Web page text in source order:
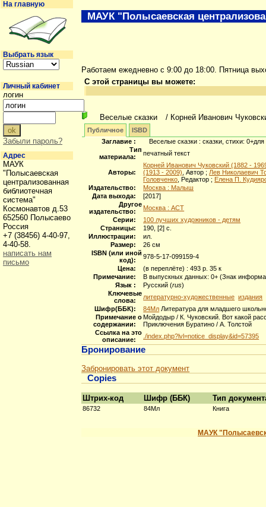
Работаем ежедневно с 9:00 до 18:00. Пятница
С этой страницы вы можете:
Веселые сказки / Корней Иванович
Публичное
ISBD
Заглавие :
Веселые сказки : сказки, стихи:
Тип
материала:
печатный текст
Авторы:
Корней Иванович Чуковский (1882 -
(1913 - 2009) , Автор ; Лев Николаевич
Головченко , Редактор ; Елена П.
Издательство:
Москва : Малыш
Дата выхода:
[2017]
Другое
издательство:
Москва : АСТ
Серии:
100 лучших художников - детям
Страницы:
190, [2] с.
Иллюстрации:
ил.
Размер:
26 см
ISBN (или иной
код):
978-5-17-099159-4
Цена:
(в переплёте) : 493 р. 35 к
Примечание:
В выпускных данных: 0+ (Знак
Язык :
Русский (rus)
Ключевые
слова:
литературно-художественные издания
Шифр(ББК):
84Мл Литература для младшего
Примечание о
содержании:
Мойдодыр / К. Чуковский. Вот какой
Приключения Буратино / А. Толстой
Ссылка на это
описание:
./index.php?lvl=notice_display&id=57395
Бронирование
Забронировать этот документ
Copies
Штрих-код Шифр (ББК) Тип
86732 84Мл Книга
МАУК
МАУК "Полысаевская
На главную
Выбрать язык
Личный кабинет
логин
Забыли пароль?
Адрес
МАУК
"Полысаевская
централизованная
библиотечная
система"
Космонавтов д.53
652560 Полысаево
Россия
+7 (38456) 4-40-97,
4-40-58.
написать нам
письмо